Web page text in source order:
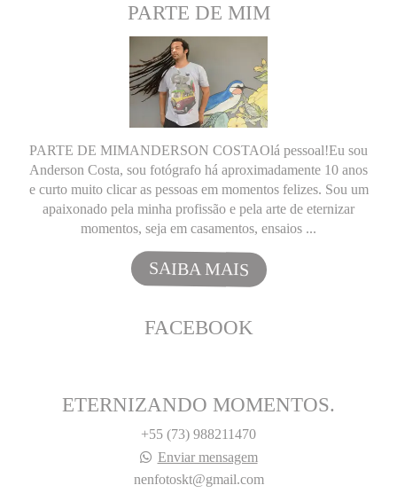
PARTE DE MIM
PARTE DE MIMANDERSON COSTAOlá pessoal!Eu sou
Anderson Costa, sou fotógrafo há aproximadamente 10 anos
e curto muito clicar as pessoas em momentos felizes. Sou um
apaixonado pela minha profissão e pela arte de eternizar
momentos, seja em casamentos, ensaios ...
SAIBA MAIS
FACEBOOK
ETERNIZANDO MOMENTOS.
+55 (73) 988211470
Enviar mensagem
nenfotoskt@gmail.com